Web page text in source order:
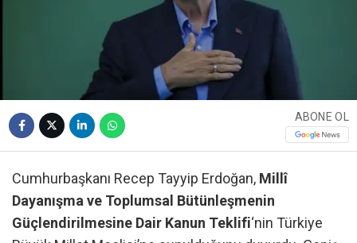
ABONE OL
Cumhurbaşkanı Recep Tayyip Erdoğan, Millî
Dayanışma ve Toplumsal Bütünleşmenin
Güçlendirilmesine Dair Kanun Teklifi‘nin Türkiye